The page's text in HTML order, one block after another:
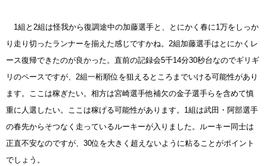
1組と2組は怪我から復調途中の加藤選手と、とにかく春に1万をしっか
り走り切ったランナーを揃えた感じですかね。2組加藤選手はとにかくレ
ース復帰できたのが良かった。直前の記録会5千14分30秒台なのでギリギ
リのペースですが、2組一桁順位を狙えるところまでいける可能性があり
ます。ここは稼ぎたい。相方は宮崎選手他補欠の金子選手らを含めて慎
重に人選したい。ここは稼げる可能性があります。1組は武田・阿部選手
の春先からそつなく走っているルーキーが入りました。ルーキー同士は
正直不安なのですが、30位を大きく超えないように粘ることがポイント
でしょう。